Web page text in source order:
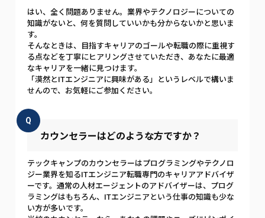
はい、全く問題ありません。業界やテクノロジーについての
知識がないと、何を質問していいかも分からないかと思いま
す。
そんなときは、目指すキャリアのゴールや転職の際に重視す
る点などを丁寧にヒアリングさせていただき、あなたに最適
なキャリアを一緒に見つけます。
「漠然とITエンジニアに興味がある」というレベルで構いま
せんので、お気軽にご参加ください。
Q
カウンセラーはどのような方ですか？
テックキャンプのカウンセラーはプログラミングやテクノロ
ジー業界を知るITエンジニア転職専門のキャリアアドバイザ
ーです。通常の人材エージェントのアドバイザーは、プログ
ラミングはもちろん、ITエンジニアという仕事の知識も少な
い方が多いです。